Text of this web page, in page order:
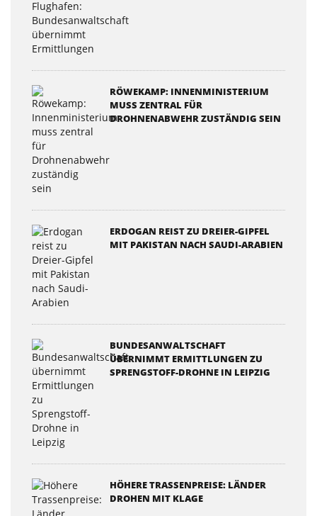
RÖWEKAMP: INNENMINISTERIUM
MUSS ZENTRAL FÜR
DROHNENABWEHR ZUSTÄNDIG SEIN
ERDOGAN REIST ZU DREIER-GIPFEL
MIT PAKISTAN NACH SAUDI-ARABIEN
BUNDESANWALTSCHAFT
ÜBERNIMMT ERMITTLUNGEN ZU
SPRENGSTOFF-DROHNE IN LEIPZIG
HÖHERE TRASSENPREISE: LÄNDER
DROHEN MIT KLAGE